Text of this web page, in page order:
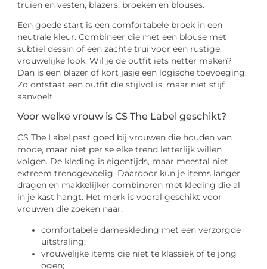
truien en vesten, blazers, broeken en blouses.
Een goede start is een comfortabele broek in een
neutrale kleur. Combineer die met een blouse met
subtiel dessin of een zachte trui voor een rustige,
vrouwelijke look. Wil je de outfit iets netter maken?
Dan is een blazer of kort jasje een logische toevoeging.
Zo ontstaat een outfit die stijlvol is, maar niet stijf
aanvoelt.
Voor welke vrouw is CS The Label geschikt?
CS The Label past goed bij vrouwen die houden van
mode, maar niet per se elke trend letterlijk willen
volgen. De kleding is eigentijds, maar meestal niet
extreem trendgevoelig. Daardoor kun je items langer
dragen en makkelijker combineren met kleding die al
in je kast hangt. Het merk is vooral geschikt voor
vrouwen die zoeken naar:
comfortabele dameskleding met een verzorgde
uitstraling;
vrouwelijke items die niet te klassiek of te jong
ogen;